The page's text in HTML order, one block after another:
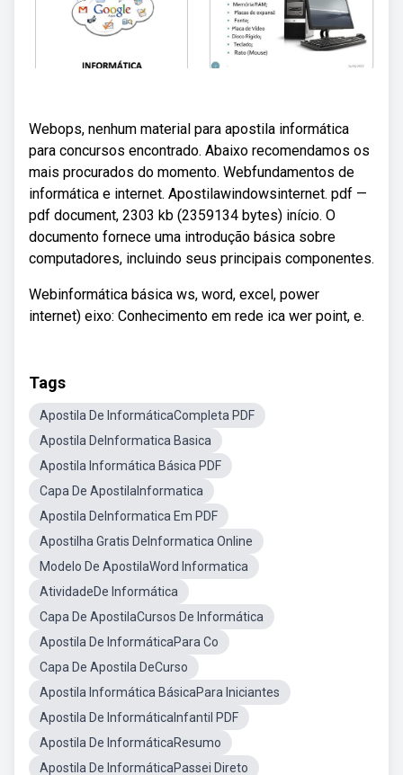
Webops, nenhum material para apostila informática
para concursos encontrado. Abaixo recomendamos os
mais procurados do momento. Webfundamentos de
informática e internet. Apostilawindowsinternet. pdf —
pdf document, 2303 kb (2359134 bytes) início. O
documento fornece uma introdução básica sobre
computadores, incluindo seus principais componentes.
Webinformática básica ws, word, excel, power
internet) eixo: Conhecimento em rede ica wer point, e.
Tags
Apostila De InformáticaCompleta PDF
Apostila DeInformatica Basica
Apostila Informática Básica PDF
Capa De ApostilaInformatica
Apostila DeInformatica Em PDF
Apostilha Gratis DeInformatica Online
Modelo De ApostilaWord Informatica
AtividadeDe Informática
Capa De ApostilaCursos De Informática
Apostila De InformáticaPara Co
Capa De Apostila DeCurso
Apostila Informática BásicaPara Iniciantes
Apostila De InformáticaInfantil PDF
Apostila De InformáticaResumo
Apostila De InformáticaPassei Direto